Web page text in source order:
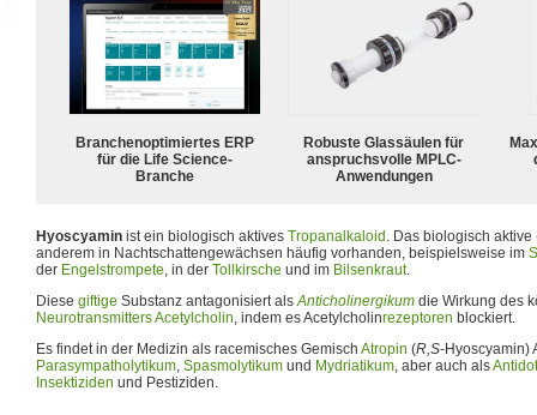
Branchenoptimiertes ERP
für die Life Science-
Branche
Robuste Glassäulen für
anspruchsvolle MPLC-
Anwendungen
Hyoscyamin ist ein biologisch aktives Tropanalkaloid . Das biologisch aktive
anderem in Nachtschattengewächsen häufig vorhanden, beispielsweise im
der Engelstrompete, in der Tollkirsche und im Bilsenkraut.
Diese giftige Substanz antagonisiert alsAnticholinergikum die Wirkung des
NeurotransmittersAcetylcholin, indem es Acetylcholinrezeptoren blockiert.
Es findet in der Medizin als racemisches Gemisch Atropin (R,S-Hyoscyamin)
Parasympatholytikum, Spasmolytikum und Mydriatikum, aber auch alsAntidot
Insektiziden und Pestiziden.